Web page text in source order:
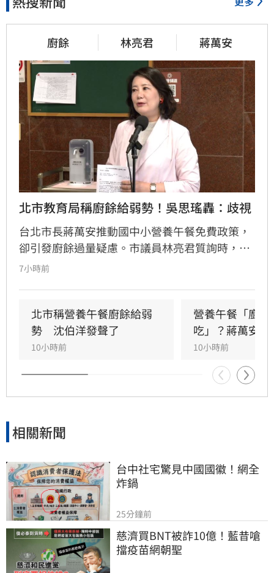
廚餘 林亮君 蔣萬安
北市教育局稱廚餘給弱勢！吳思瑤轟：歧視
台北市長蔣萬安推動國中小營養午餐免費政策，
卻引發廚餘過量疑慮。市議員林亮君質詢時，教
育局長湯志民拋出將剩餘廚餘與剩食送交「食物
蔣市府就是欺凌弱勢的政府，「蔣萬安還有臉講
食安？」
7小時前
北市稱營養午餐廚餘給弱
勢　沈伯洋發聲了
10小時前
營養午餐「廚
吃」？蔣萬安回
10小時前
相關新聞
台中社宅驚見中國國徽！網全
炸鍋
25分鐘前
慈濟買BNT被詐10億！藍昔嗆
擋疫苗網朝聖